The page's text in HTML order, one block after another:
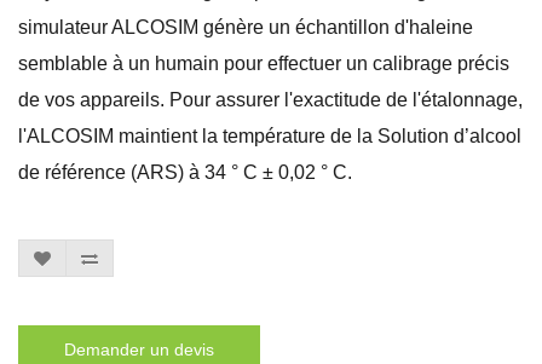
simulateur ALCOSIM génère un échantillon d'haleine
semblable à un humain pour effectuer un calibrage précis
de vos appareils. Pour assurer l'exactitude de l'étalonnage,
l'ALCOSIM maintient la température de la Solution d’alcool
de référence (ARS) à 34 ° C ± 0,02 ° C.
Demander un devis